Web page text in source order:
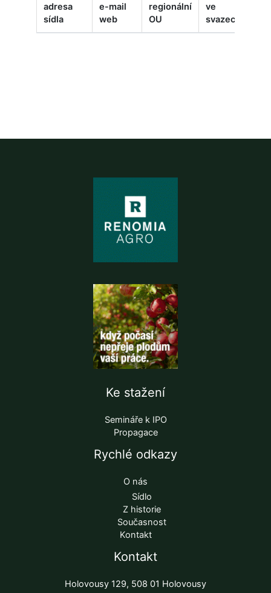
adresa
sídla
e-mail
web
regionální
OU
ve
svazech
Ke stažení
Semináře k IPO
Propagace
Rychlé odkazy
O nás
Sídlo
Z historie
Současnost
Kontakt
Kontakt
Holovousy 129, 508 01 Holovousy